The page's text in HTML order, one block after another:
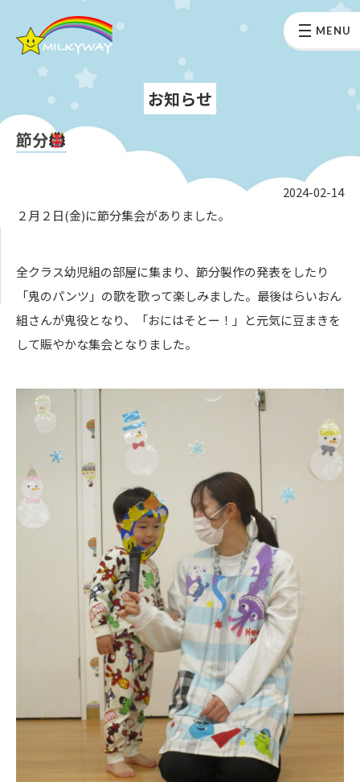
MENU
お知らせ
節分
2024-02-14
２月２日(金)に節分集会がありました。
全クラス幼児組の部屋に集まり、節分製作の発表をしたり
「鬼のパンツ」の歌を歌って楽しみました。最後はらいおん
組さんが鬼役となり、「おにはそとー！」と元気に豆まきを
して賑やかな集会となりました。